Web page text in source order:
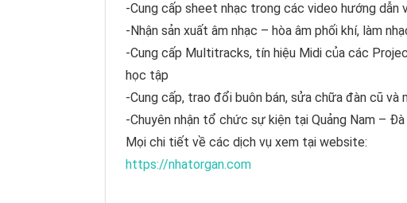
-Cung cấp sheet nhạc trong các video hướng dẫn
-Nhận sản xuất âm nhạc – hòa âm phối khí, làm
-Cung cấp Multitracks, tín hiệu Midi của các
học tập
-Cung cấp, trao đổi buôn bán, sửa chữa đàn cũ và
-Chuyên nhận tổ chức sự kiện tại Quảng Nam – Đà
Mọi chi tiết về các dịch vụ xem tại website:
https://nhatorgan.com